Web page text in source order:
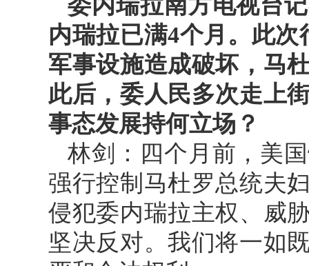
委内瑞拉南方电视台
内瑞拉已满4个月。此
军事设施造成破坏，马
此后，委人民多次走上
事态发展持何立场？
林剑：四个月前，美
强行控制马杜罗总统夫
侵犯委内瑞拉主权、威
坚决反对。我们将一如